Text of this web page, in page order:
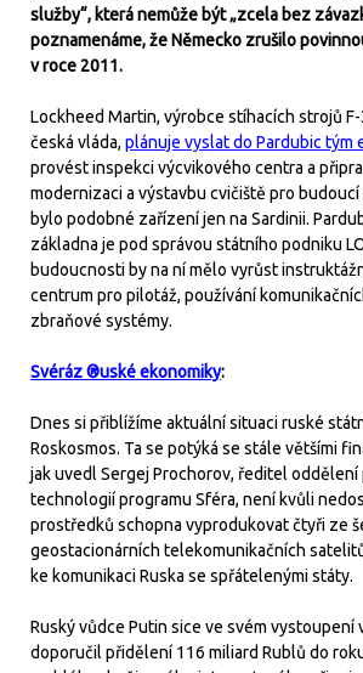
služby“, která nemůže být „zcela bez
poznamenáme, že Německo zrušilo
v roce 2011.
Lockheed Martin, výrobce stíhacích strojů
česká vláda, plánuje vyslat do Pardubic tým
provést inspekci výcvikového centra a
modernizaci a výstavbu cvičiště pro
bylo podobné zařízení jen na Sardinii.
základna je pod správou státního podniku
budoucnosti by na ní mělo vyrůst
centrum pro pilotáž, používání
zbraňové systémy.
Svéráz ®uské ekonomiky:
Dnes si přiblížíme aktuální situaci ruské
Roskosmos. Ta se potýká se stále většími
jak uvedl Sergej Prochorov, ředitel
technologií programu Sféra, není kvůli
prostředků schopna vyprodukovat čtyři ze
geostacionárních telekomunikačních
ke komunikaci Ruska se spřátelenými státy.
Ruský vůdce Putin sice ve svém
doporučil přidělení 116 miliard Rublů do